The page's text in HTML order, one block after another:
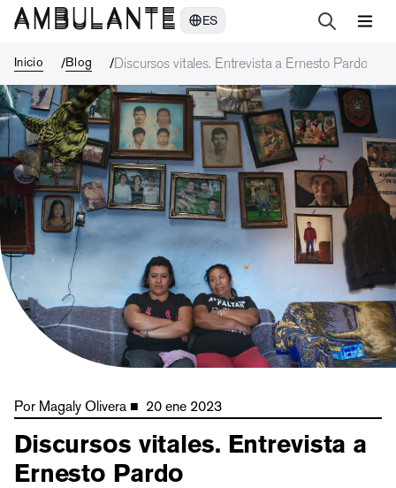
ES
Inicio Blog Discursos vitales. Entrevista a Ernesto Pardo
Por Magaly Olivera ■ 20 ene 2023
Discursos vitales. Entrevista a
Ernesto Pardo
Discursos vitales. Entrevista a Ernesto Pardo